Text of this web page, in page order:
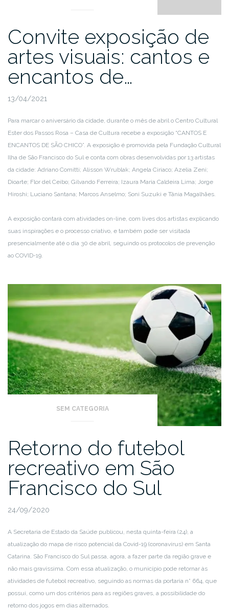
Convite exposição de
artes visuais: cantos e
encantos de…
13/04/2021
Para marcar o aniversário da cidade, durante o mês de abril o Centro Cultural
Ester dos Passos Rosa – Casa de Cultura recebe a exposição “CANTOS E
ENCANTOS DE SÃO CHICO”. A exposição é promovida pela Fundação Cultural
Ilha de São Francisco do Sul e conta com obras desenvolvidas por 13 artistas
da cidade: Adriano Comitti; Alisson Wrublak; Angela Ciriaco; Azelia Zeni;
Dioarte; Flor del Ceibo; Gilvando Ferreira; Izaura Maria Caldeira Lima; Jorge
Hiroshi; Luciano Santana; Marcos Anselmo; Soni Suzuki e Tânia Magalhães.
A exposição contará com atividades on-line, com lives dos artistas explicando
suas inspirações e o processo criativo, e também pode ser visitada
presencialmente até o dia 30 de abril, seguindo os protocolos de prevenção
ao COVID-19.
SEM CATEGORIA
Retorno do futebol
recreativo em São
Francisco do Sul
24/09/2020
A Secretaria de Estado da Saúde publicou, nesta quinta-feira (24), a
atualização do mapa de risco potencial da Covid-19 (coronavírus) em Santa
Catarina. São Francisco do Sul passa, agora, a fazer parte da região grave e
não mais gravíssima. Com essa atualização, o município pode retornar às
atividades de futebol recreativo, seguindo as normas da portaria n° 664, que
possui, como um dos critérios para as regiões graves, a possibilidade do
retorno dos jogos em dias alternados.